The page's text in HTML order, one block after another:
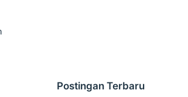
Postingan Terbaru